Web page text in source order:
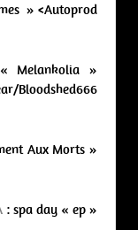
» <Autoprod
Melankolia »
Bloodshed666
Aux Morts »
: spa day « ep »